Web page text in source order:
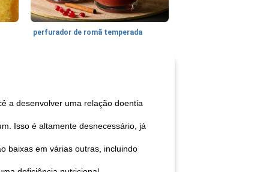
perfurador de romã temperada
a desenvolver uma relação doentia
Isso é altamente desnecessário, já
baixas em várias outras, incluindo